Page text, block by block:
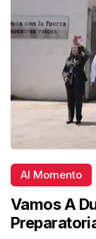
Al Momento
Vamos A